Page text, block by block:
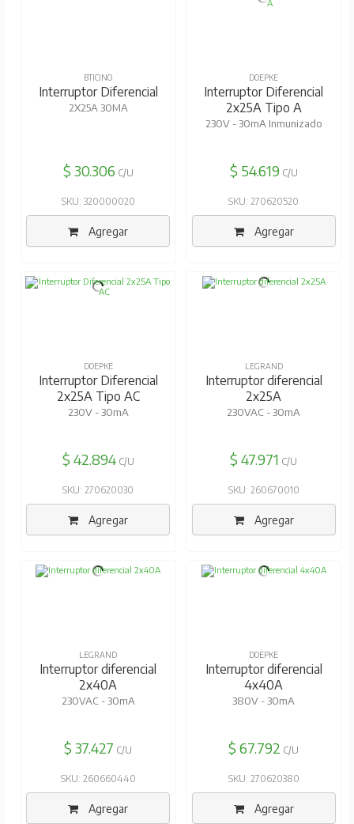
BTICINO
Interruptor Diferencial
2X25A 30MA
$ 30.306 C/U
SKU: 320000020
Agregar
DOEPKE
Interruptor Diferencial
2x25A Tipo A
230V - 30mA Inmunizado
$ 54.619 C/U
SKU: 270620520
Agregar
DOEPKE
Interruptor Diferencial
2x25A Tipo AC
230V - 30mA
$ 42.894C/U
SKU: 270620030
Agregar
LEGRAND
Interruptor diferencial
2x25A
230VAC - 30mA
$ 47.971 C/U
SKU: 260670010
Agregar
LEGRAND
Interruptor diferencial
2x40A
230VAC - 30mA
$ 37.427 C/U
SKU: 260660440
Agregar
DOEPKE
Interruptor diferencial
4x40A
380V - 30mA
$ 67.792 C/U
SKU: 270620380
Agregar